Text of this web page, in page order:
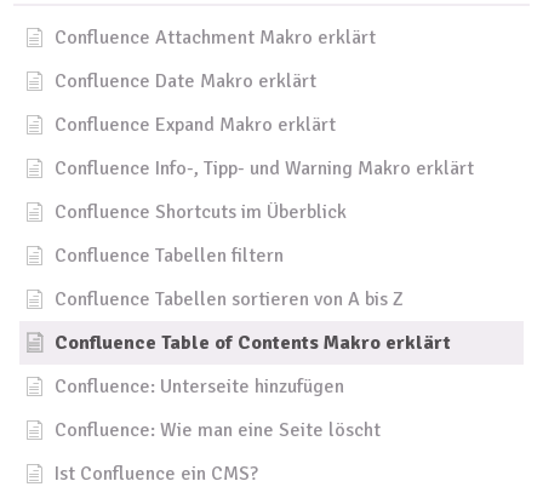
Confluence Attachment Makro erklärt
Confluence Date Makro erklärt
Confluence Expand Makro erklärt
Confluence Info-, Tipp- und Warning Makro erklärt
Confluence Shortcuts im Überblick
Confluence Tabellen filtern
Confluence Tabellen sortieren von A bis Z
Confluence Table of Contents Makro erklärt
Confluence: Unterseite hinzufügen
Confluence: Wie man eine Seite löscht
Ist Confluence ein CMS?